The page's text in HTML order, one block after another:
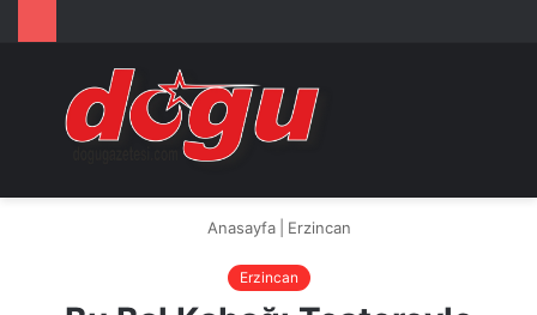
Arama
...
Anasayfa Erzincan
Erzincan